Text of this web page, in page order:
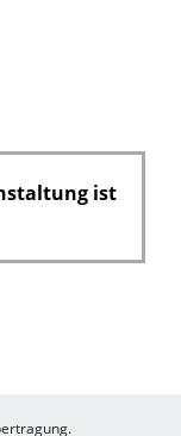
ist